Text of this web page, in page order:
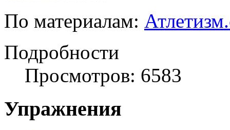
По материалам:
Подробности
Просмотров: 6583
Упражнения